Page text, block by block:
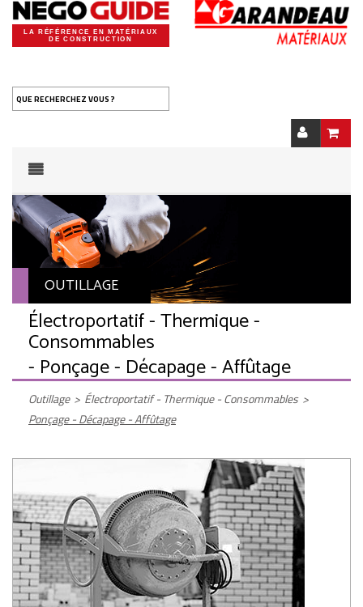
LA RÉFÉRENCE EN MATÉRIAUX
DE CONSTRUCTION
QUE RECHERCHEZ VOUS ?
OUTILLAGE
Électroportatif - Thermique -
Consommables
- Ponçage - Décapage - Affûtage
Outillage > Électroportatif - Thermique - Consommables >
Ponçage - Décapage - Affûtage